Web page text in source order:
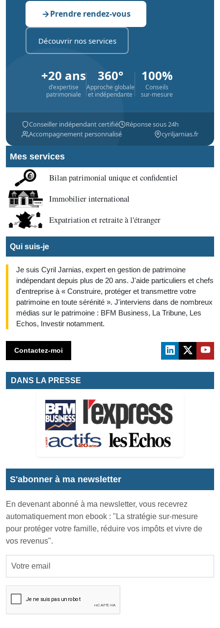
Prendre rendez-vous
Découvrir nos services
+20 ans
d'expertise
patrimoniale
360°
Approche globale
et indépendante
100%
Conseils
sur-mesure
Conseiller indépendant certifié
Réponse sous 24h
Accompagnement personnalisé
cyriljarnias.fr
Mes services
Bilan patrimonial unique et confidentiel
Immobilier international
Expatriation et retraite à l'étranger
Qui suis-je
Je suis Cyril Jarnias, expert en gestion de patrimoine
indépendant depuis plus de 20 ans. J'aide particuliers et chefs
d'entreprise à « Construire, protéger et transmettre votre
patrimoine en toute sérénité ». J'interviens dans de nombreux
médias sur le patrimoine : BFM Business, La Tribune, Les
Echos, Investir notamment.
Contactez-moi
DANS LA PRESSE
S'abonner à ma newsletter
En devenant abonné à ma newsletter, vous recevrez
automatiquement mon ebook : "La stratégie sur-mesure
pour protéger votre famille, réduire vos impôts et vivre de
vos revenus".